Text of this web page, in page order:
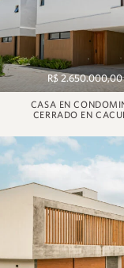
R$ 2.650.000,00
CASA EN
CERRADO EN